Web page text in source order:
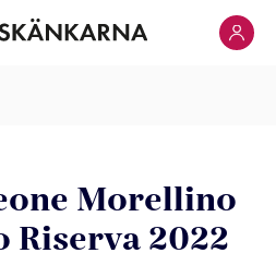
Klicka
Morellino
Riserva 2022